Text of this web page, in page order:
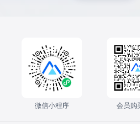
微信小程序 会员购